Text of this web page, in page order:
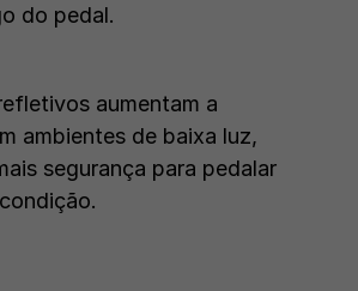
do pedal.
aumentam a
ambientes de baixa luz,
segurança para pedalar